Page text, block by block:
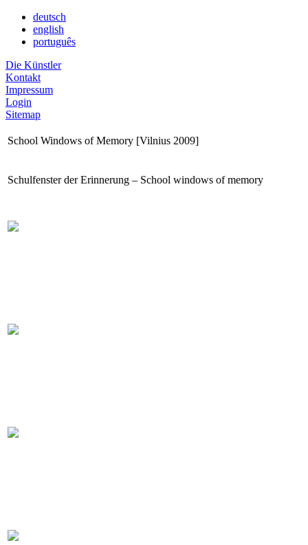
deutsch
english
português
Die Künstler
Kontakt
Impressum
Login
Sitemap
School Windows of Memory [Vilnius 2009]
Schulfenster der Erinnerung – School windows of memory